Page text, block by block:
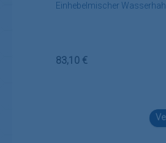
Einhebelmischer
Regulärer Preis:
83,10 €